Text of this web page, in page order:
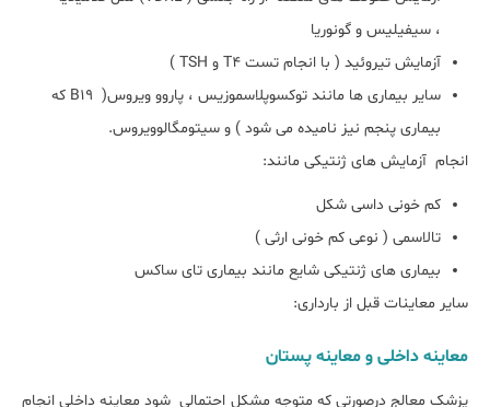
، سیفیلیس و گونوریا
آزمایش تیروئید ( با انجام تست T4 و TSH
)
سایر بیماری ها مانند توکسوپلاسموزیس ، پاروو ویروس( B19 که
بیماری پنجم نیز نامیده می شود ) و سیتومگالوویروس.
انجام آزمایش های ژنتیکی مانند:
کم خونی داسی شکل
تالاسمی ( نوعی کم خونی ارثی )
بیماری های ژنتیکی شایع مانند بیماری تای ساکس
سایر معاینات قبل از بارداری:
معاینه داخلی و معاینه پستان
پزشک معالج درصورتی که متوجه مشکل احتمالی شود معاینه داخلی انجام